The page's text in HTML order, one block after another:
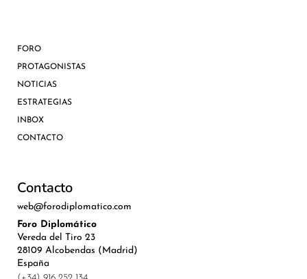
FORO
PROTAGONISTAS
NOTICIAS
ESTRATEGIAS
INBOX
CONTACTO
Contacto
web@forodiplomatico.com
Foro Diplomático
Vereda del Tiro 23
28109 Alcobendas (Madrid)
España